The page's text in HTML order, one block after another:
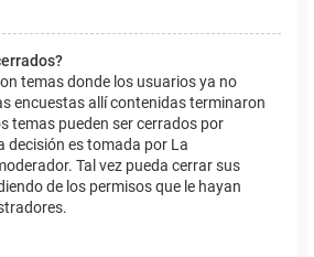
temas donde los usuarios ya no
encuestas allí contenidas terminaron
temas pueden ser cerrados por
decisión es tomada por La
Tal vez pueda cerrar sus
de los permisos que le hayan